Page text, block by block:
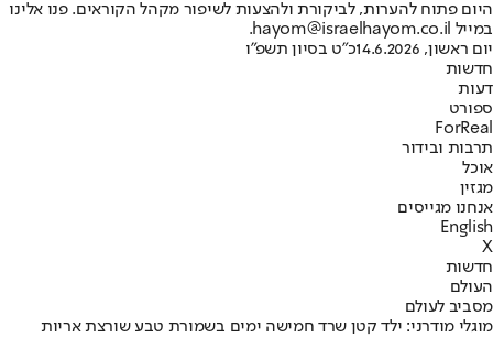
היום פתוח להערות, לביקורת ולהצעות לשיפור מקהל הקוראים. פנו אלינו
במייל hayom@israelhayom.co.il.
יום ראשון, 14.6.2026
כ"ט בסיון תשפ"ו
חדשות
דעות
ספורט
ForReal
תרבות ובידור
אוכל
מגזין
אנחנו מגייסים
English
X
חדשות
העולם
מסביב לעולם
מוגלי מודרני: ילד קטן שרד חמישה ימים בשמורת טבע שורצת אריות